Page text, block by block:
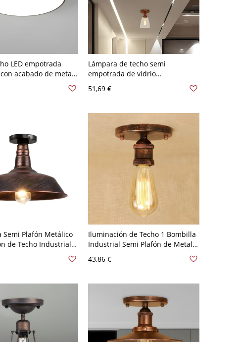
LED empotrada
acabado de metal
30,48 cm Blanco
Lámpara de techo semi
empotrada de vidrio
campana rústica para pasillo
51,69 €
Semi Plafón Metálico
de Techo Industrial
Olla - Rústico 110 A
Iluminación de Techo 1 Bombilla
Industrial Semi Plafón de Metal
para Pasillo - Rústico 110 A 120 V
43,86 €